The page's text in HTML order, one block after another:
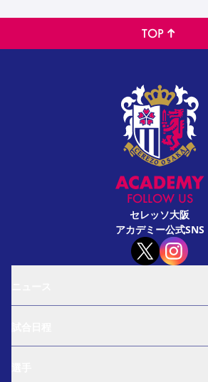
TOP
FOLLOW US
セレッソ大阪
アカデミー公式SNS